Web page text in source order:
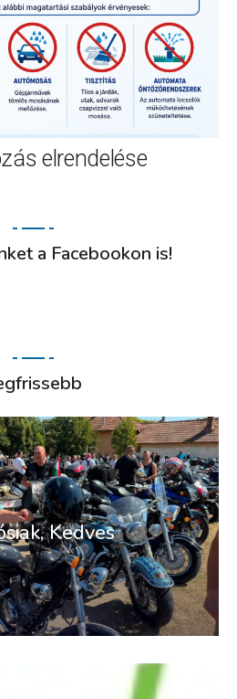
elrendelése
a Facebookon is!
Kedves